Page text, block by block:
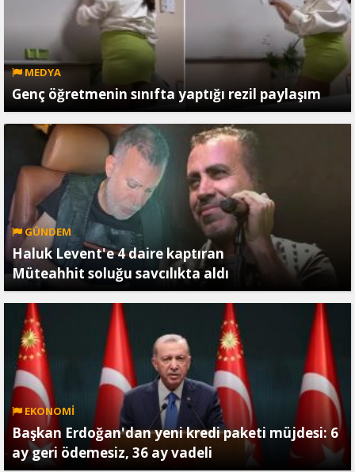
MEDYA
Genç öğretmenin sınıfta yaptığı rezil paylaşım
GÜNDEM
Haluk Levent'e 4 daire kaptıran
Müteahhit soluğu savcılıkta aldı
EKONOMİ
Başkan Erdoğan'dan yeni kredi paketi müjdesi: 6
ay geri ödemesiz, 36 ay vadeli